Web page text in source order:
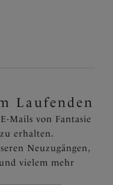
Laufenden
Mails von Fantasie
erhalten.
Neuzugängen,
vielem mehr